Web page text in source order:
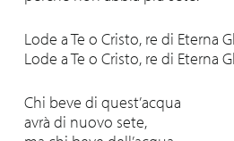
Lode a Te o Cristo, re di Eterna
Lode a Te o Cristo, re di Eterna
Chi beve di quest’acqua
avrà di nuovo sete,